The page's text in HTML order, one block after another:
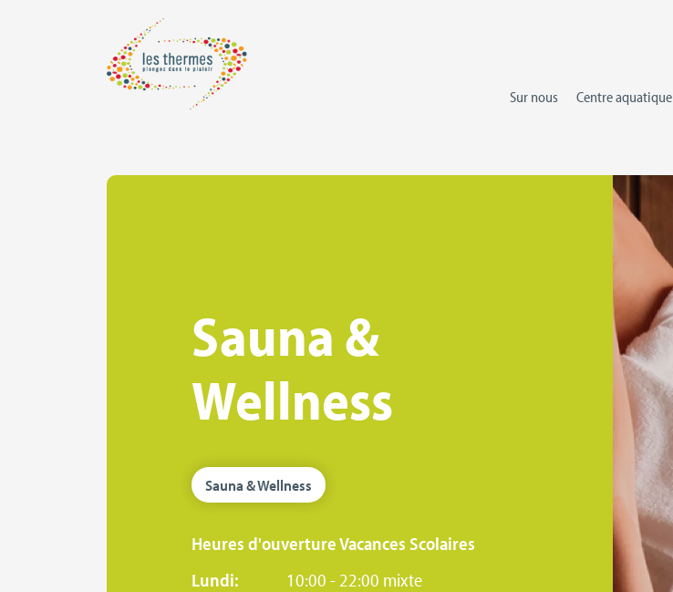
Sur nous Centre aquatique
Sauna &
Wellness
Sauna & Wellness
Heures d'ouverture Vacances Scolaires
Lundi:
10:00 - 22:00 mixte